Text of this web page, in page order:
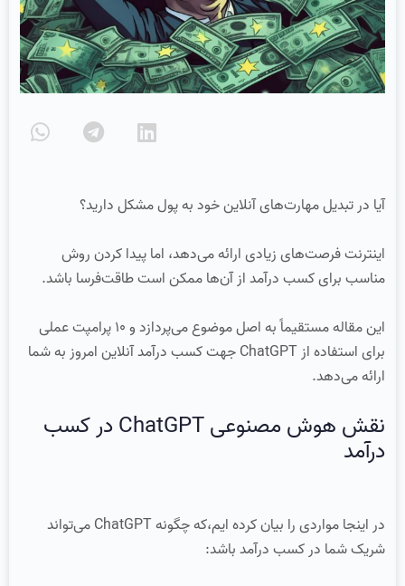
آیا در تبدیل مهارت‌های آنلاین خود به پول مشکل دارید؟
اینترنت فرصت‌های زیادی ارائه می‌دهد، اما پیدا کردن روش
مناسب برای کسب درآمد از آن‌ها ممکن است طاقت‌فرسا باشد.
این مقاله مستقیماً به اصل موضوع می‌پردازد و 10 پرامپت عملی
برای استفاده از ChatGPT جهت کسب درآمد آنلاین امروز به شما
ارائه می‌دهد.
نقش هوش مصنوعی ChatGPT در کسب
درآمد
در اینجا مواردی را بیان کرده ایم،که چگونه ChatGPT می‌تواند
شریک شما در کسب درآمد باشد: